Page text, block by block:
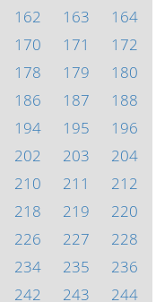
162 163
164
170 171
172
178 179
180
186 187
188
194 195
196
202 203
204
210 211
212
218 219
220
226 227
228
234 235
236
242 243
244